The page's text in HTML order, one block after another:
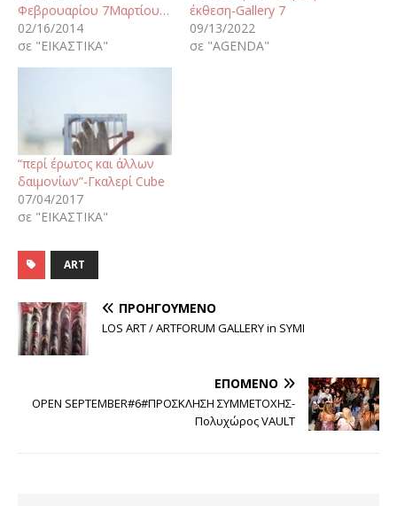
Φεβρουαρίου 7Μαρτίου…
02/16/2014
σε "ΕΙΚΑΣΤΙΚΑ"
έκθεση-Gallery 7
09/13/2022
σε "AGENDA"
“περί έρωτος και άλλων
δαιμονίων”-Γκαλερί Cube
07/04/2017
σε "ΕΙΚΑΣΤΙΚΑ"
ART
ΠΡΟΗΓΟΎΜΕΝΟ
LOS ART / ARTFORUM GALLERY in SYMI
ΕΠΌΜΕΝΟ
OPEN SEPTEMBER#6#ΠΡΟΣΚΛΗΣH ΣΥΜΜΕΤΟΧΗΣ-
Πολυχώρος VAULT